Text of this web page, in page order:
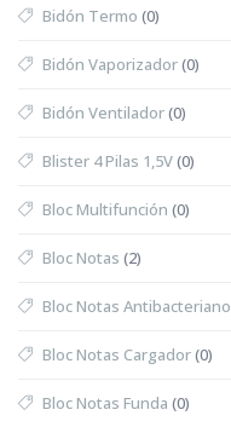
Bidón Termo (0)
Bidón Vaporizador(0)
Bidón Ventilador(0)
Blister 4 Pilas 1,5V(0)
Bloc Multifunción (0)
Bloc Notas (2)
Bloc Notas Antibacteriano
Bloc Notas Cargador(0)
Bloc Notas Funda (0)